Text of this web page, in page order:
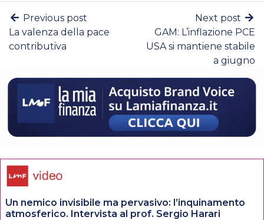
Previous post
La valenza della pace
contributiva
Next post
GAM: L’inflazione PCE
USA si mantiene stabile
a giugno
Un nemico invisibile ma pervasivo: l’inquinamento
atmosferico. Intervista al prof. Sergio Harari